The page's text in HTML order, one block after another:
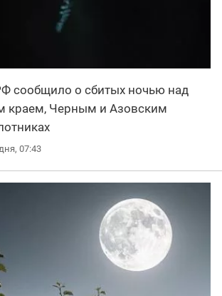
сообщило о сбитых ночью над
краем, Черным и Азовским
07:43